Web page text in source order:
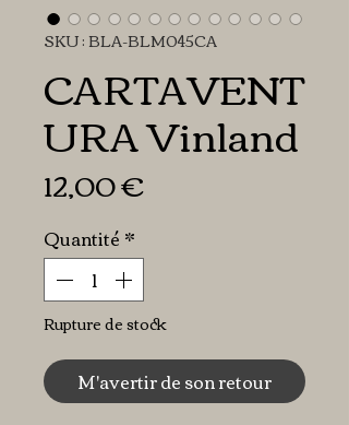
SKU : BLA-BLM045CA
CARTAVENT
URA Vinland
12,00 €Prix
Quantité *
Rupture de stock
M'avertir de son retour